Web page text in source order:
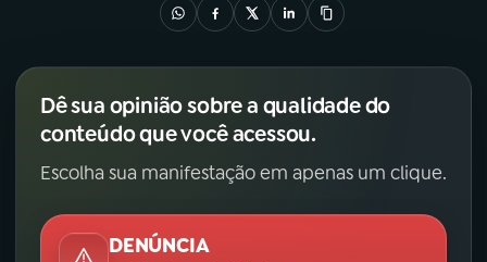
Dê sua opinião sobre a qualidade do
conteúdo que você acessou.
Escolha sua manifestação em apenas um clique.
DENÚNCIA